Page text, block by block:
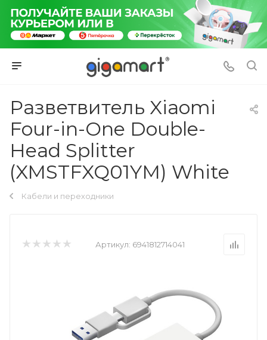
Разветвитель Xiaomi
Four-in-One Double-
Head Splitter
(XMSTFXQ01YM) White
Кабели и переходники
Артикул: 6941812714041